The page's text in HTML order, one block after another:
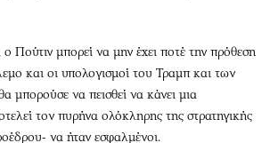
Πούτιν μπορεί να μην έχει ποτέ την πρόθεση
και οι υπολογισμοί του Τραμπ και των
μπορούσε να πεισθεί να κάνει μια
τον πυρήνα ολόκληρης της στρατηγικής
να ήταν εσφαλμένοι.